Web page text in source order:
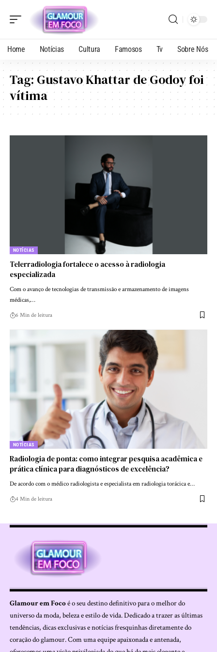
Home Notícias Cultura Famosos Tv Sobre Nós
Tag: Gustavo Khattar de Godoy foi
vítima
NOTÍCIAS
Telerradiologia fortalece o acesso à radiologia
especializada
Com o avanço de tecnologias de transmissão e armazenamento de imagens
médicas,…
6 Min de leitura
NOTÍCIAS
Radiologia de ponta: como integrar pesquisa acadêmica e
prática clínica para diagnósticos de excelência?
De acordo com o médico radiologista e especialista em radiologia torácica e…
4 Min de leitura
Glamour em Focoé o seu destino definitivo para o melhor do
universo da moda, beleza e estilo de vida. Dedicado a trazer as últimas
tendências, dicas exclusivas e notícias fresquinhas diretamente do
coração do glamour. Com uma equipe apaixonada e antenada,